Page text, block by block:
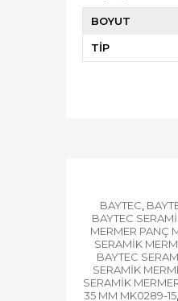
BOYUT
TİP
BAYTEC,
BAYTEC
MERMER PANÇ
SERAMİK
BAYTEC
SERAMİK
SERAMİK
35 MM MK0289-15,